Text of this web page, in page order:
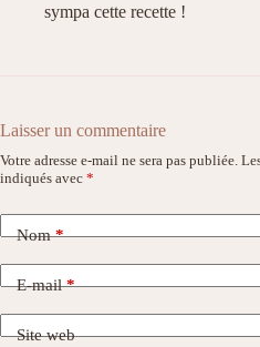
sympa cette recette !
Laisser un commentaire
Votre adresse e-mail ne sera pas publiée.
indiqués avec *
Nom*
E-mail*
Site web